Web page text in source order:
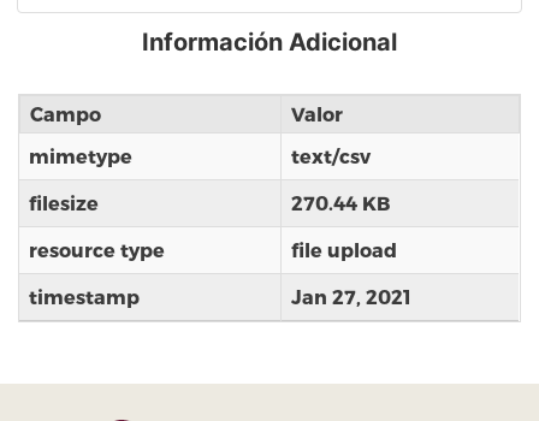
Información Adicional
Campo
Valor
mimetype
text/csv
filesize 270.44 KB
resource type file upload
timestamp Jan 27, 2021